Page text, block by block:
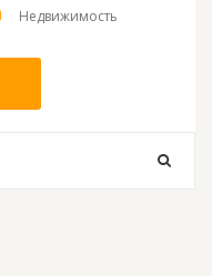
Недвижимость